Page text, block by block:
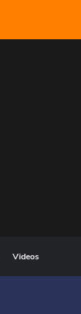
Videos